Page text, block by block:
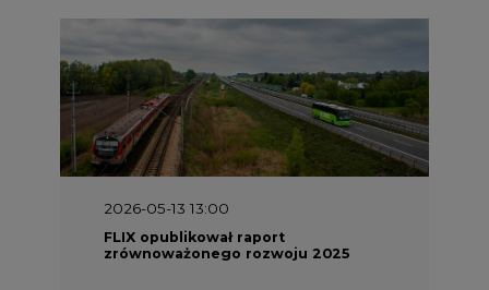
2026-05-13 13:00
FLIX opublikował raport
zrównoważonego rozwoju 2025